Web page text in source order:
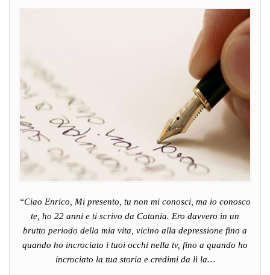
“Ciao Enrico, Mi presento, tu non mi conosci, ma io conosco
te, ho 22 anni e ti scrivo da Catania. Ero davvero in un
brutto periodo della mia vita, vicino alla depressione fino a
quando ho incrociato i tuoi occhi nella tv, fino a quando ho
incrociato la tua storia e credimi da lì la…